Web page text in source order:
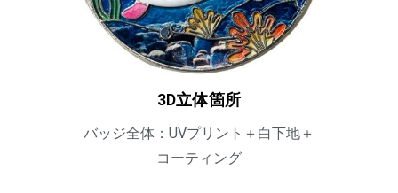
3D立体箇所
バッジ全体：UVプリント＋白下地＋
コーティング